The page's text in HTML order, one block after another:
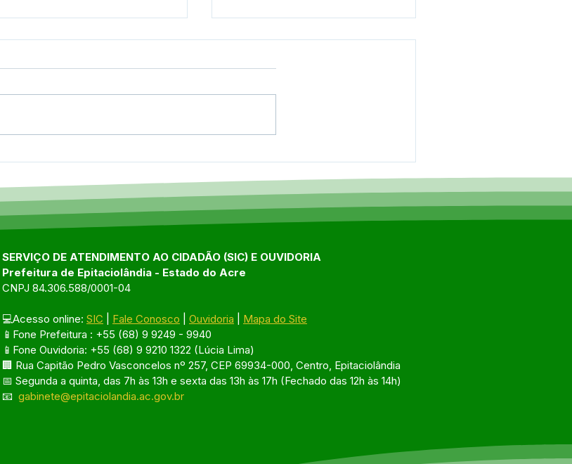
orientação para atuar
dentro da legalidade em
Epitaciolândia
CODIP/ICMS em Rio Branco
SERVIÇO DE ATENDIMENTO AO CIDADÃO (SIC) E OUVIDORIA
Prefeitura de Epitaciolândia - Estado do Acre
CNPJ 84.306.588/0001-04
💻Acesso online: SIC Fale Conosco Ouvidoria
Mapa do Site
📱Fone Prefeitura : +55 (68) 9 9249 - 9940
📱Fone Ouvidoria: +55 (68) 9 9210 1322 (Lúcia Lima)
🏢 Rua Capitão Pedro Vasconcelos nº 257, CEP 69934-000, Centro, Epitaciolândia
📅 Segunda a quinta, das 7h às 13h e sexta das 13h às 17h (Fechado das 12h às 14h)
📧 gabinete@epitaciolandia.ac.gov.br